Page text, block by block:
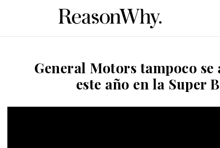
General Motors tampoco
este año en la Super